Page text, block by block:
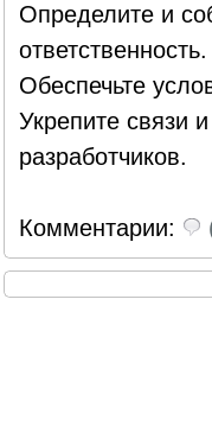
Определите и
ответственность.
Обеспечьте
Укрепите связи
разработчиков.
Комментарии: